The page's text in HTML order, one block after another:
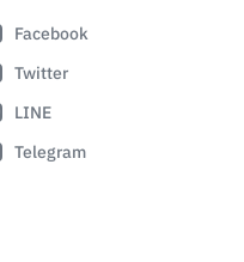
Facebook
Twitter
LINE
Telegram